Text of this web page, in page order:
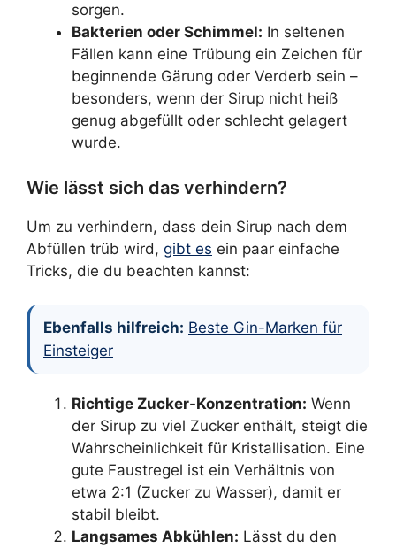
sorgen.
Bakterien oder Schimmel: In seltenen
Fällen kann eine Trübung ein Zeichen für
beginnende Gärung oder Verderb sein –
besonders, wenn der Sirup nicht heiß
genug abgefüllt oder schlecht gelagert
wurde.
Wie lässt sich das verhindern?
Um zu verhindern, dass dein Sirup nach dem
Abfüllen trüb wird, gibt es ein paar einfache
Tricks, die du beachten kannst:
Ebenfalls hilfreich: Beste Gin-Marken für
Einsteiger
Richtige Zucker-Konzentration: Wenn
der Sirup zu viel Zucker enthält, steigt die
Wahrscheinlichkeit für Kristallisation. Eine
gute Faustregel ist ein Verhältnis von
etwa 2:1 (Zucker zu Wasser), damit er
stabil bleibt.
Langsames Abkühlen: Lässt du den